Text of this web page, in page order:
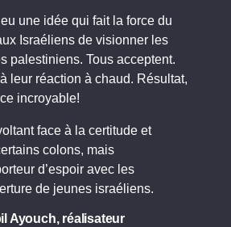
une idée qui fait la force du
Israéliens de visionner les
palestiniens. Tous acceptent.
leur réaction à chaud. Résultat,
incroyable!
face à la certitude et
colons, mais
d’espoir avec les
de jeunes israéliens.
Ayouch, réalisateur